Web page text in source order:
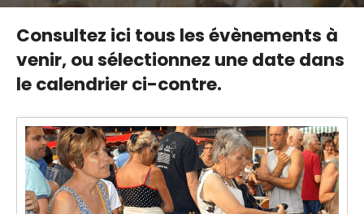
Consultez ici tous les évènements à
venir,ou sélectionnez une date dans
le calendrier ci-contre.